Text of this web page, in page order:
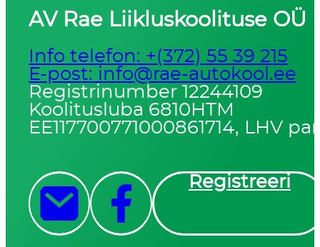
AV Rae Liikluskoolituse OÜ
Info telefon: +(372) 55 39 215
E-post: info@rae-autokool.ee
Registrinumber 12244109
Koolitusluba 6810HTM
EE117700771000861714, LHV
Registreeri